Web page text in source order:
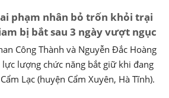
phạm nhân bỏ trốn khỏi trại
bị bắt sau 3 ngày vượt ngục
Công Thành và Nguyễn Đắc Hoàng
lực lượng chức năng bắt giữ khi đang
Lạc (huyện Cẩm Xuyên, Hà Tĩnh).